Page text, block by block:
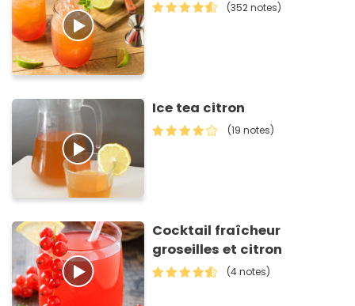
(352 notes)
Ice tea citron
(19 notes)
Cocktail fraîcheur
groseilles et citron
(4 notes)